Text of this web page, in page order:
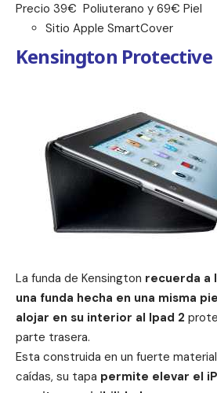
Precio 39€ Poliuterano y 69€ Piel
Sitio Apple SmartCover
Kensington Protective
La funda de Kensington recuerda a
una funda hecha en una misma
alojar en su interior al Ipad 2
parte trasera.
Esta construida en un fuerte
caídas, su tapa permite elevar el